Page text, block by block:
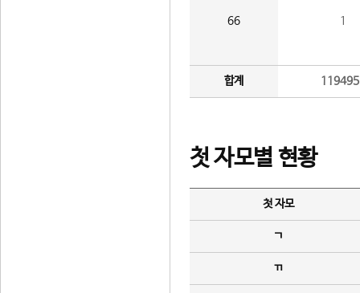
66 1
합계
첫 자모별 현황
첫 자모
ㄱ
ㄲ